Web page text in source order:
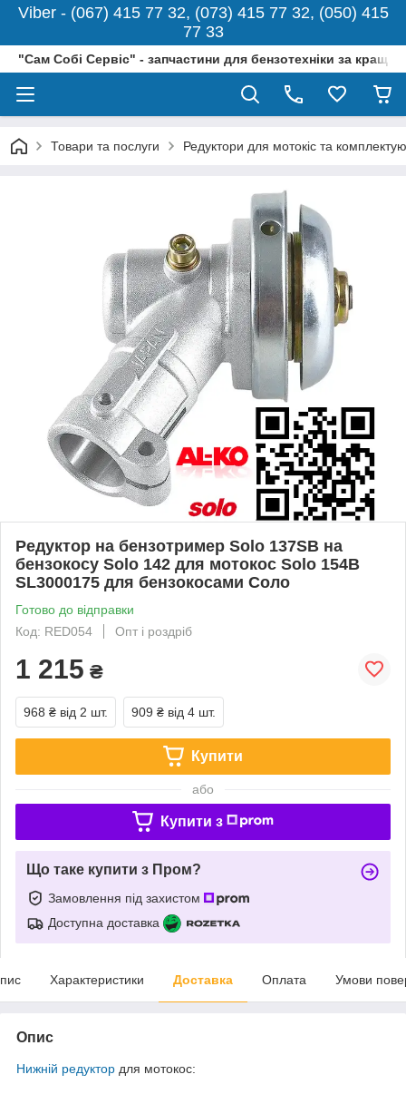
Viber - (067) 415 77 32, (073) 415 77 32, (050) 415
77 33
"Сам Собі Сервіс" - запчастини для бензотехніки за
Товари та послуги Редуктори для мотокіс та
Редуктор на бензотример Solo 137SB на
бензокосу Solo 142 для мотокос Solo 154B
SL3000175 для бензокосами Соло
Готово до відправки
Код: RED054
Опт і роздріб
1 215 ₴
968 ₴ від 2 шт. 909 ₴ від 4 шт.
Купити
або
Купити з
Що таке купити з Пром?
Замовлення під захистом
Доступна доставка
Характеристики Доставка Оплата Умови
Опис
Нижній редуктор для мотокос: